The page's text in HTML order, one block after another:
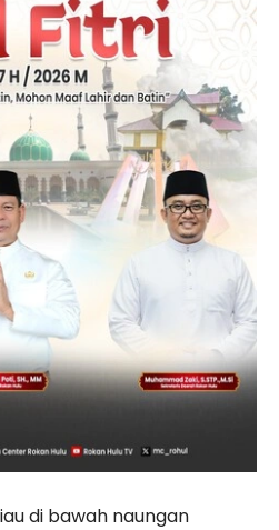
di bawah naungan